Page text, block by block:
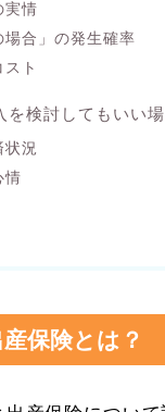
実情
場合」の発生確率
ト
を検討してもいい
状況
情
保険とは？